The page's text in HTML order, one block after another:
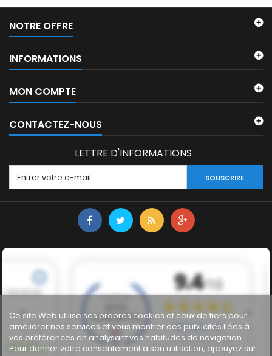
NOTRE OFFRE
INFORMATIONS
MON COMPTE
CONTACTEZ-NOUS
LETTRE D'INFORMATIONS
SOUSCRIRE
Ce site Web utilise ses propres cookies et ceux de tiers pour
améliorer nos services et vous montrer des publicités liées à
vos préférences en analysant vos habitudes de navigation.
Pour donner votre consentement à son utilisation, appuyez sur